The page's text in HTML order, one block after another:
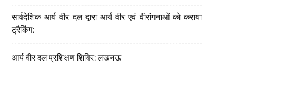
सार्वदेशिक आर्य वीर दल द्वारा आर्य वीर एवं वीरांगनाओं को कराया
ट्रैकिंग:
आर्य वीर दल प्रशिक्षण शिविर: लखनऊ